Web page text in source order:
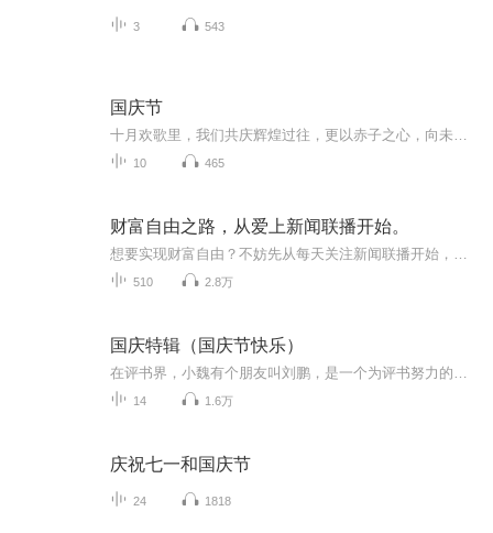
3 543
国庆节
10 465
财富自由之路，从爱上新闻联播开始。
510 2.8万
国庆特辑（国庆节快乐）
14 1.6万
庆祝七一和国庆节
24 1818